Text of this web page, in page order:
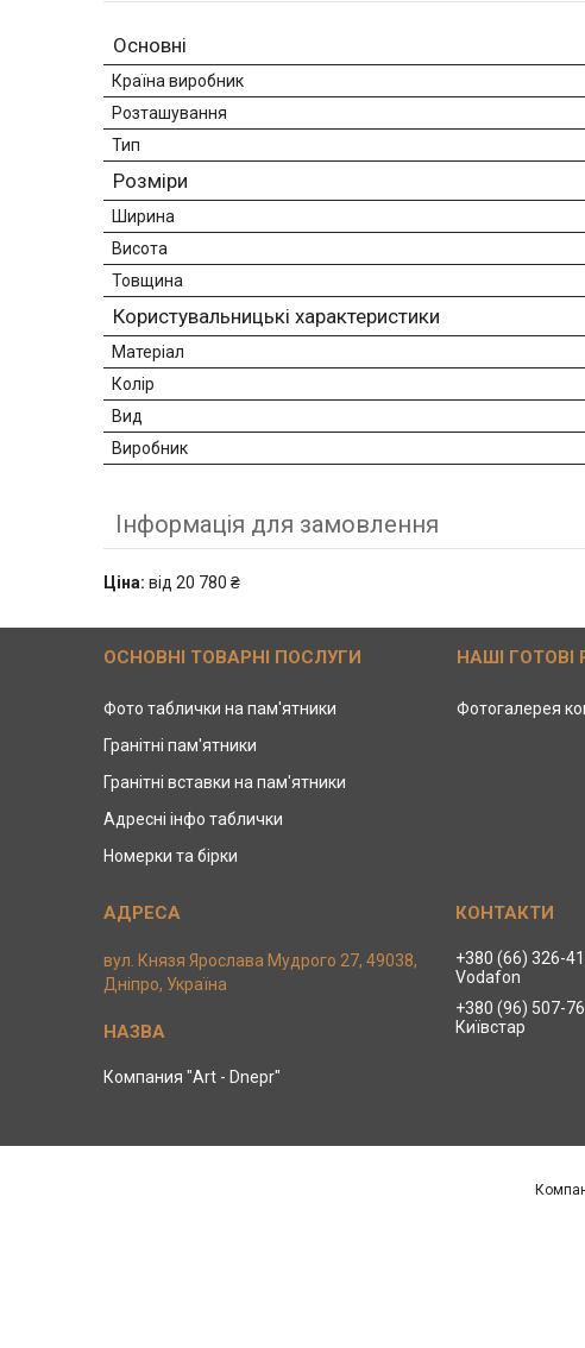
Основні
Країна виробник
Розташування
Тип
Розміри
Ширина
Висота
Товщина
Користувальницькі характеристики
Матеріал
Колір
Вид
Виробник
Інформація для замовлення
Ціна: від 20 780 ₴
ОСНОВНІ ТОВАРНІ ПОСЛУГИ
Фото таблички на пам'ятники
Гранітні пам'ятники
Гранітні вставки на пам'ятники
Адресні інфо таблички
Номерки та бірки
НАШІ ГОТОВІ
Фотогалерея
вул. Князя Ярослава Мудрого 27, 49038,
Дніпро, Україна
Компания "Art - Dnepr"
+380 (66) 326-
Vodafon
+380 (96) 507-
Київстар